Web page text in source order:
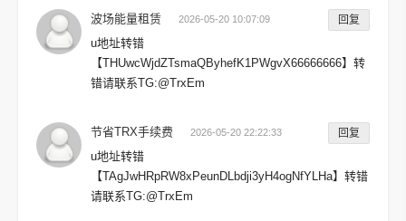
波场能量租赁 2026-05-20 10:07:09 回复
u地址转错
【THUwcWjdZTsmaQByhefK1PWgvX66666666】转
错请联系TG:@TrxEm
节省TRX手续费 2026-05-20 22:22:33 回复
u地址转错
【TAgJwHRpRW8xPeunDLbdji3yH4ogNfYLHa】转错
请联系TG:@TrxEm